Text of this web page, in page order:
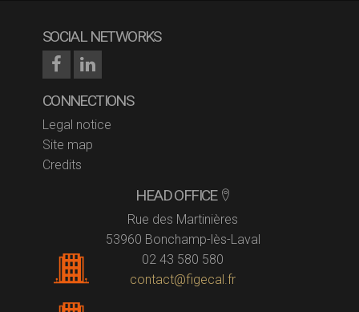
SOCIAL NETWORKS
CONNECTIONS
Legal notice
Site map
Credits
HEAD OFFICE
Rue des Martinières
53960 Bonchamp-lès-Laval
02 43 580 580
contact@figecal.fr